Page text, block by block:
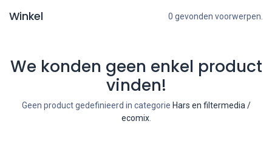
Winkel 0 gevonden voorwerpen.
We konden geen enkel product
vinden!
Geen product gedefinieerd in categorie Hars en filtermedia /
ecomix.